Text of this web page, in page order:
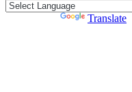
Translate